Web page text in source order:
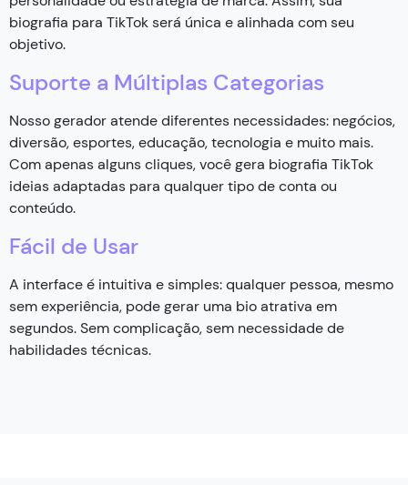
biografia para TikTok será única e alinhada com seu
objetivo.
Suporte a Múltiplas Categorias
Nosso gerador atende diferentes necessidades: negócios,
diversão, esportes, educação, tecnologia e muito mais.
Com apenas alguns cliques, você gera biografia TikTok
ideias adaptadas para qualquer tipo de conta ou
conteúdo.
Fácil de Usar
A interface é intuitiva e simples: qualquer pessoa, mesmo
sem experiência, pode gerar uma bio atrativa em
segundos. Sem complicação, sem necessidade de
habilidades técnicas.